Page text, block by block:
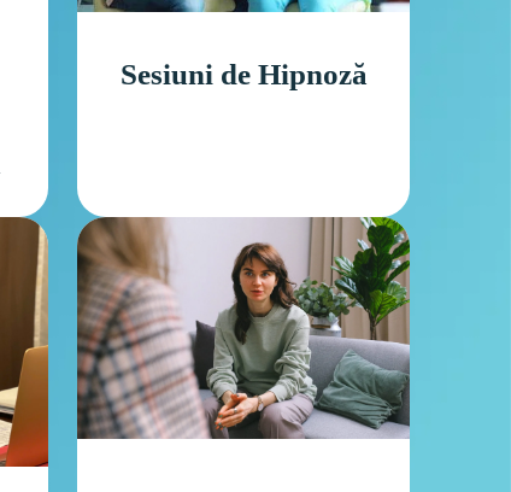
Sesiuni de Hipnoză